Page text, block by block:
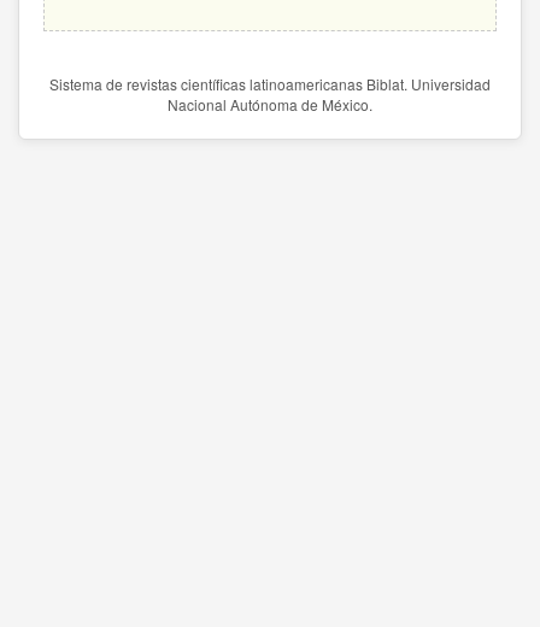
Sistema de revistas científicas latinoamericanas Biblat. Universidad
Nacional Autónoma de México.